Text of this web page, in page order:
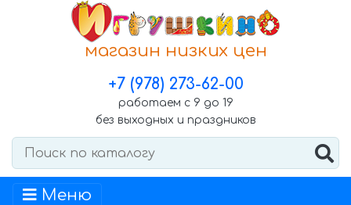
магазин низких цен
+7 (978) 273-62-00
работаем с 9 до 19
без выходных и праздников
Меню